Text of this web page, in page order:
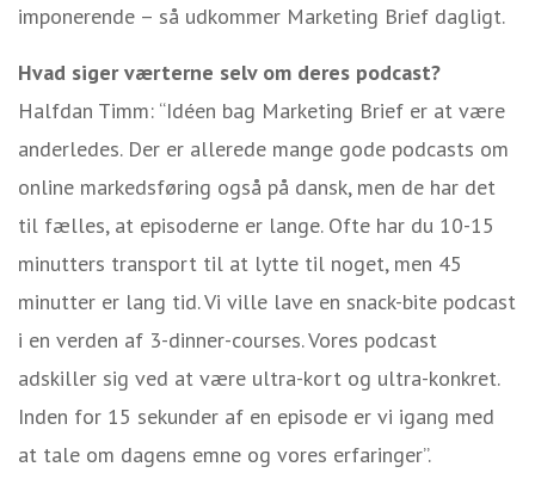
imponerende – så udkommer Marketing Brief dagligt.
Hvad siger værterne selv om deres podcast?
Halfdan Timm: “Idéen bag Marketing Brief er at være
anderledes. Der er allerede mange gode podcasts om
online markedsføring også på dansk, men de har det
til fælles, at episoderne er lange. Ofte har du 10-15
minutters transport til at lytte til noget, men 45
minutter er lang tid. Vi ville lave en snack-bite podcast
i en verden af 3-dinner-courses. Vores podcast
adskiller sig ved at være ultra-kort og ultra-konkret.
Inden for 15 sekunder af en episode er vi igang med
at tale om dagens emne og vores erfaringer”.